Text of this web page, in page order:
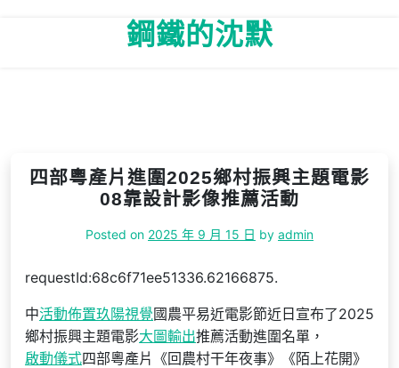
鋼鐵的沈默
四部粵產片進圍2025鄉村振興主題電影
08靠設計影像推薦活動
Posted on 2025 年 9 月 15 日 by admin
requestId:68c6f71ee51336.62166875.
中活動佈置玖陽視覺國農平易近電影節近日宣布了2025
鄉村振興主題電影大圖輸出推薦活動進圍名單，
啟動儀式四部粵產片《回農村干年夜事》《陌上花開》